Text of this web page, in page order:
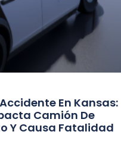
En Kansas:
Camión De
Y Causa Fatalidad